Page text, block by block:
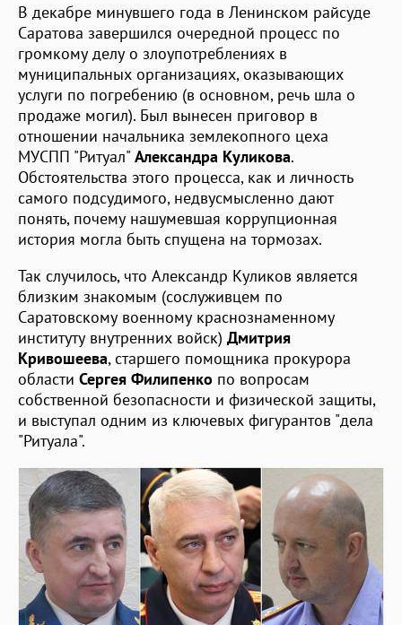
В декабре минувшего года в Ленинском райсуде
Саратова завершился очередной процесс по
громкому делу о злоупотреблениях в
муниципальных организациях, оказывающих
услуги по погребению (в основном, речь шла о
продаже могил). Был вынесен приговор в
отношении начальника землекопного цеха
МУСПП "Ритуал" Александра Куликова.
Обстоятельства этого процесса, как и личность
самого подсудимого, недвусмысленно дают
понять, почему нашумевшая коррупционная
история могла быть спущена на тормозах.
Так случилось, что Александр Куликов является
близким знакомым (сослуживцем по
Саратовскому военному краснознаменному
институту внутренних войск) Дмитрия
Кривошеева, старшего помощника прокурора
области Сергея Филипенко по вопросам
собственной безопасности и физической защиты,
и выступал одним из ключевых фигурантов "дела
"Ритуала".